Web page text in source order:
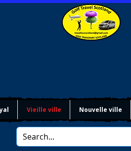
Vieille ville Nouvelle ville